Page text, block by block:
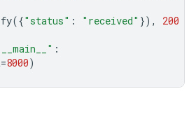
({"status" : "received" }), 200
:
=8000)